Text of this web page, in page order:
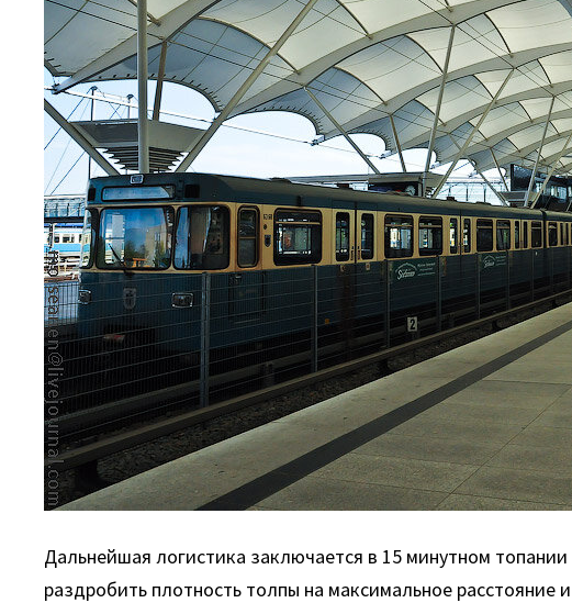
Дальнейшая логистика заключается в 15 минутном
раздробить плотность толпы на максимальное расстояние